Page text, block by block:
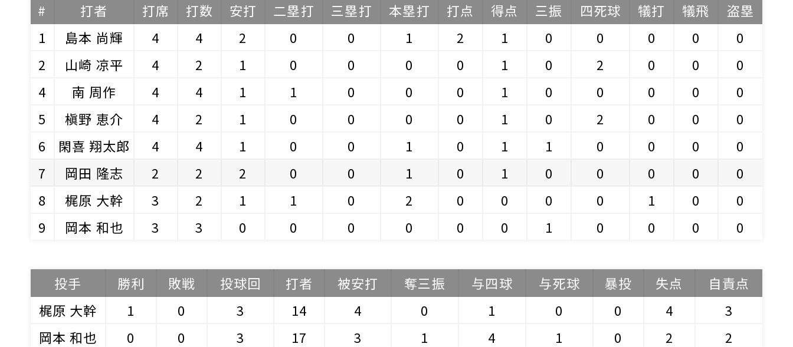
# 打者 打席 打数 安打 二塁打 三塁打 本塁打 打点 得点 三振 四死球 犠打 犠飛
盗塁
1
島本 尚輝 4 4 2 0 0 1 2 1 0 0 0 0
0
2
山崎 凉平 4 2 1 0 0 0 0 1 0 2 0 0
0
4
南 周作 4 4 1 1 0 0 0 1 0 0 0 0
0
5
槇野 恵介 4 2 1 0 0 0 0 1 0 2 0 0
0
6
閑喜 翔太郎 4 4 1 0 0 1 0 1 1 0 0 0
0
7
岡田 隆志 2 2 2 0 0 1 0 1 0 0 0 0
0
8
梶原 大幹 3 2 1 1 0 2 0 0 0 0 1 0
0
9
岡本 和也 3 3 0 0 0 0 0 0 1 0 0 0 0
投手 勝利 敗戦 投球回 打者 被安打 奪三振 与四球 与死球 暴投 失点
自責点
梶原 大幹
1 0 3 14 4 0 1 0 0 4
3
岡本 和也
0 0 3 17 3 1 4 1 0 2 2